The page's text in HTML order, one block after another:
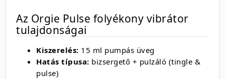
Az Orgie Pulse folyékony vibrátor
tulajdonságai
Kiszerelés: 15 ml pumpás üveg
Hatás típusa: bizsergető + pulzáló (tingle &
pulse)